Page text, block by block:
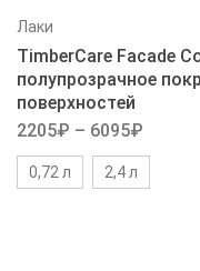
Лаки
TimberCare Facade
полупрозрачное
поверхностей
2205₽ – 6095₽
0,72 л 2,4 л